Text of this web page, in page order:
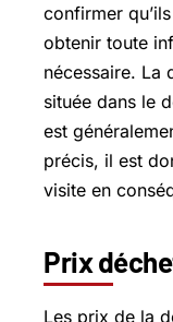
confirmer
obtenir toute
nécessaire. La
située dans le
est
précis, il est
visite en
Prix
Les prix de la